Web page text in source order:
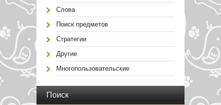
Слова
Поиск предметов
Стратегии
Другие
Многопользовательские
Поиск